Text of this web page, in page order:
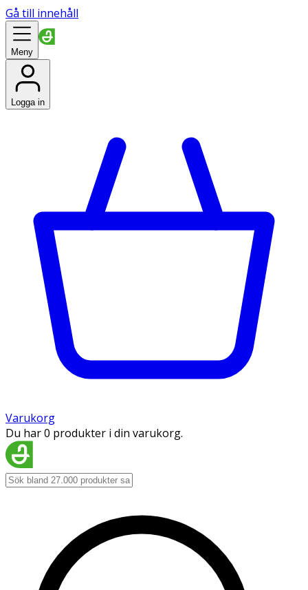
Gå till innehåll
Meny
Logga in
Varukorg
Du har 0 produkter i din varukorg.